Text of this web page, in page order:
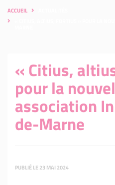
ACCUEIL
« Citius,
pour la
association
de-Marne
PUBLIÉ LE 23 MAI 2024